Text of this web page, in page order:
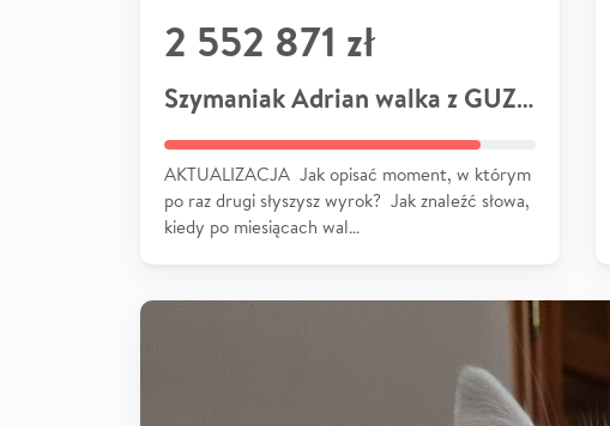
2 552 871 zł
Szymaniak Adrian walka z GUZEM
AKTUALIZACJA Jak opisać moment, w którym
po raz drugi słyszysz wyrok? Jak znaleźć słowa,
kiedy po miesiącach wal…